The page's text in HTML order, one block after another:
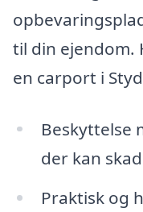
til din ejendom.
en carport i
Beskyttelse
der kan
Praktisk og